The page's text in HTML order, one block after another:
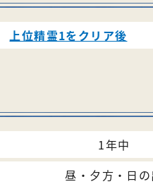
上位精霊1をクリア後
1年中
昼・夕方・日の